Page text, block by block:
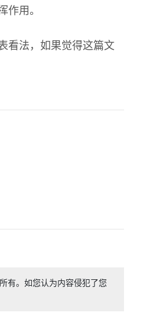
作用。
看法，如果觉得这篇文
有。如您认为内容侵犯了您